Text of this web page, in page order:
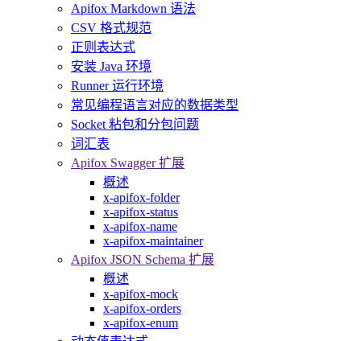
Apifox Markdown 语法
CSV 格式规范
正则表达式
安装 Java 环境
Runner 运行环境
常见编程语言对应的数据类型
Socket 粘包和分包问题
词汇表
Apifox Swagger 扩展
概述
x-apifox-folder
x-apifox-status
x-apifox-name
x-apifox-maintainer
Apifox JSON Schema 扩展
概述
x-apifox-mock
x-apifox-orders
x-apifox-enum